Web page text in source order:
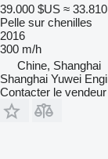
39.000 $US ≈
Pelle sur chenilles
2016
300 m/h
Chine, Shanghai
Shanghai Yuwei
Contacter le vendeur